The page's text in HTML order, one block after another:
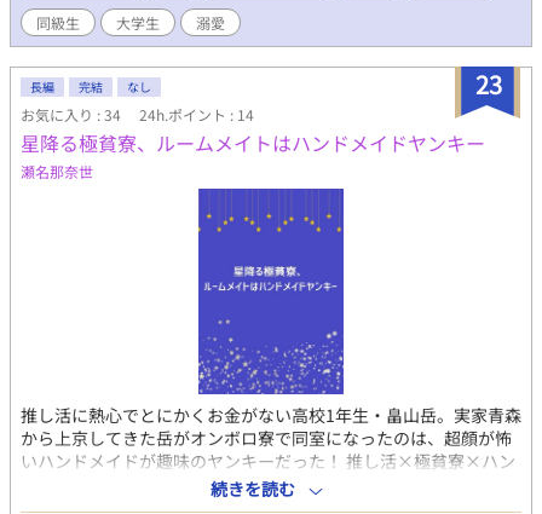
ま親友でいるか、勇気を持つかで揺れる壱月の切ない同居ライ
フ。同級生
大学生 溺愛
23
長編 完結 なし
お気に入り : 34 24h.ポイント : 14
星降る極貧寮、ルームメイトはハンドメイドヤンキー
瀬名那奈世
推し活に熱心でとにかくお金がない高校1年生・畠山岳。実家青森
から上京してきた岳がオンボロ寮で同室になったのは、超顔が怖
いハンドメイドが趣味のヤンキーだった！ 推し活×極貧寮×ハン
ドメイドヤンキーの、ドタバタ青春BLラブコメ♡ ※8/11のみ、
12:00に3話分一挙公開！ ※8/12～は【昼12:00】と【夕方17:00】
続きを読む